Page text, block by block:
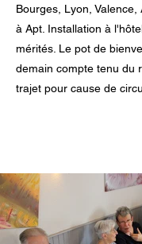
Bourges, Lyon,
à Apt. Installation à
mérités. Le pot de
demain compte tenu du
trajet pour cause de